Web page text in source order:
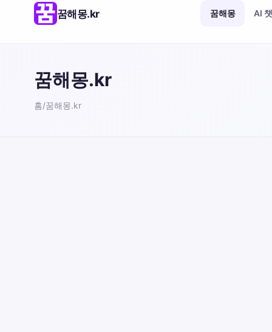
꿈해몽.kr 꿈해몽 AI 챗
꿈해몽.kr
홈/꿈해몽.kr